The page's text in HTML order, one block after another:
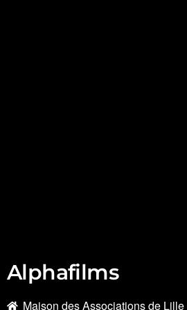
Alphafilms
Maison des Associations de Lille